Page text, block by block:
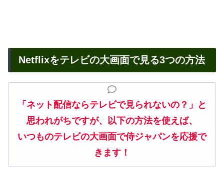
Netflixをテレビの大画面で見る3つの方法
「ネット配信ならテレビで見られないの？」と
思われがちですが、以下の方法を使えば、
いつものテレビの大画面で侍ジャパンを応援で
きます！